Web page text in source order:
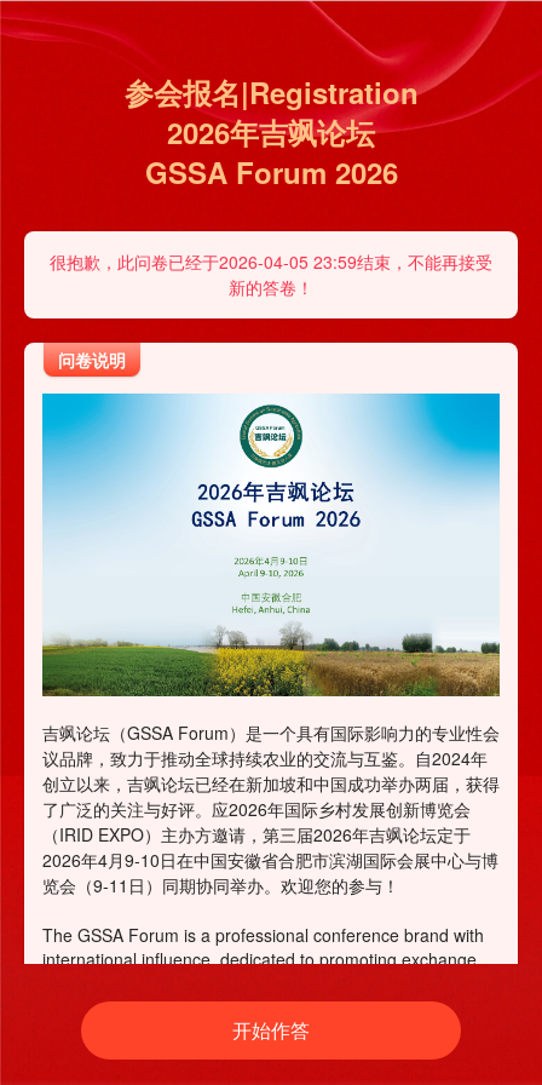
参会报名|Registration
2026年吉飒论坛
GSSA Forum 2026
很抱歉，此问卷已经于2026-04-05 23:59结束，不能再接受
新的答卷！
问卷说明
吉飒论坛（GSSA Forum）是一个具有国际影响力的专业性会
议品牌，致力于推动全球持续农业的交流与互鉴。自2024年
创立以来，吉飒论坛已经在新加坡和中国成功举办两届，获得
了广泛的关注与好评。应2026年国际乡村发展创新博览会
（IRID EXPO）主办方邀请，第三届2026年吉飒论坛定于
2026年4月9-10日在中国安徽省合肥市滨湖国际会展中心与博
览会（9-11日）同期协同举办。欢迎您的参与！
The GSSA Forum is a professional conference brand with
international influence, dedicated to promoting exchange
Since its inception in 2024, the GSSA Forum has been
successfully held twice in Singapore and China, gaining
widespread attention and praise. Being invited by the host
开始作答